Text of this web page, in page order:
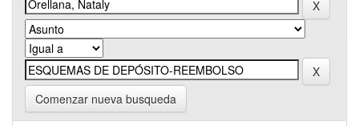
Comenzar nueva busqueda